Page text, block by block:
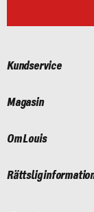
Kundservice
Magasin
Om Louis
Rättslig